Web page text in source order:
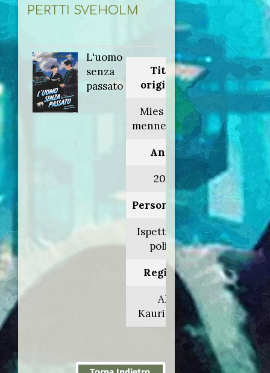
PERTTI SVEHOLM
L'uomo
senza
passato
Titolo
originale:
Mies vailla
menneisyyttä
Anno:
2002
Personaggio:
Ispettore di
polizia
Regia di:
Aki
Kaurismäki